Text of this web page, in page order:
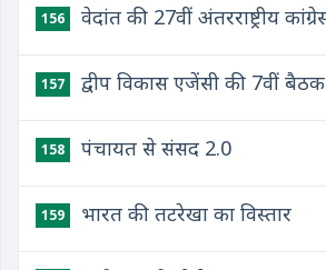
156 वेदांत की 27वीं अंतरराष्ट्रीय
157 द्वीप विकास एजेंसी की 7वीं बैठक
158 पंचायत से संसद 2.0
159 भारत की तटरेखा का विस्तार